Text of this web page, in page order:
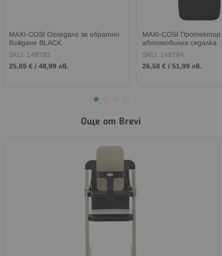
MAXI-COSI Огледало за обратно
виждане BLACK
SKU: 148783
25,05 € / 48,99 лв.
MAXI-COSI Протектор
автомобилна седалка
SKU: 148784
26,58 € / 51,99 лв.
Още от Brevi